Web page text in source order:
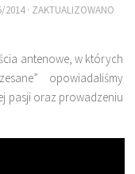
2014· ZAKTUALIZOWANO
antenowe, w których
opowiadaliśmy
pasji oraz prowadzeniu